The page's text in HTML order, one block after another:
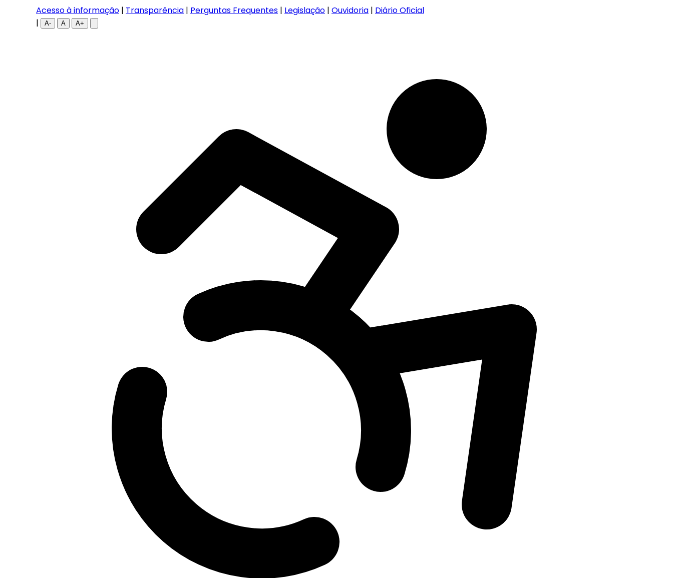
Acesso à informação | Transparência | Perguntas Frequentes | Legislação | Ouvidoria | Diário Oficial
|
A- A A+